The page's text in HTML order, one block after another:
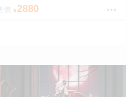
身腰帶Drive驅動器&移速手鐲 再
版 0814
2880